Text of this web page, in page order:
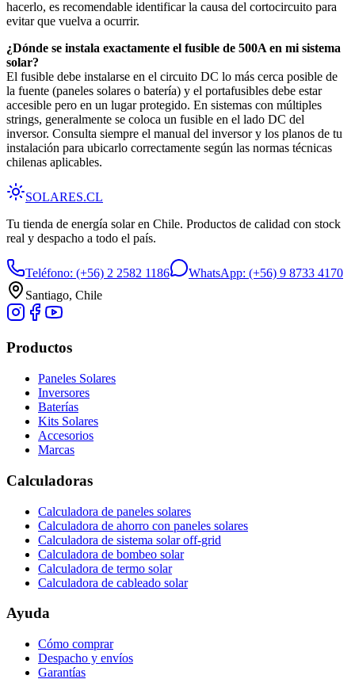
hacerlo, es recomendable identificar la causa del cortocircuito para
evitar que vuelva a ocurrir.
¿Dónde se instala exactamente el fusible de 500A en mi sistema
solar?
El fusible debe instalarse en el circuito DC lo más cerca posible de
la fuente (paneles solares o batería) y el portafusibles debe estar
accesible pero en un lugar protegido. En sistemas con múltiples
strings, generalmente se coloca un fusible en el lado DC del
inversor. Consulta siempre el manual del inversor y los planos de tu
instalación para ubicarlo correctamente según las normas técnicas
chilenas aplicables.
SOLARES.CL
Tu tienda de energía solar en Chile. Productos de calidad con stock
real y despacho a todo el país.
Teléfono: (+56) 2 2582 1186 WhatsApp: (+56) 9 8733 4170
Santiago, Chile
Productos
Paneles Solares
Inversores
Baterías
Kits Solares
Accesorios
Marcas
Calculadoras
Calculadora de paneles solares
Calculadora de ahorro con paneles solares
Calculadora de sistema solar off-grid
Calculadora de bombeo solar
Calculadora de termo solar
Calculadora de cableado solar
Ayuda
Cómo comprar
Despacho y envíos
Garantías